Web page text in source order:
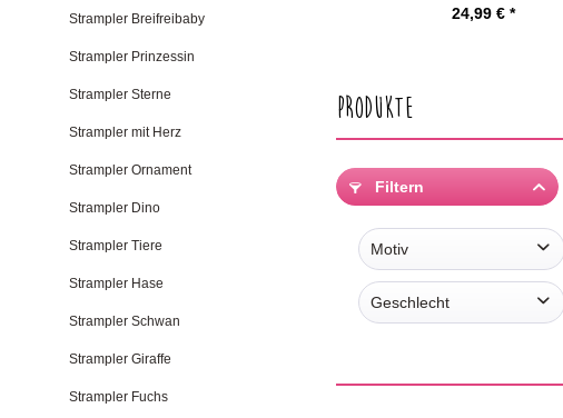
Strampler Breifreibaby
Strampler Prinzessin
Strampler Sterne
Strampler mit Herz
Strampler Ornament
Strampler Dino
Strampler Tiere
Strampler Hase
Strampler Schwan
Strampler Giraffe
Strampler Fuchs
24,99 € *
Produkte
Filtern
Motiv
Candy
Geschlecht
Mädchen